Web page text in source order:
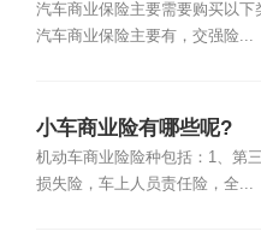
汽车商业保险主要需要购买以下
汽车商业保险主要有，交强险...
小车商业险有哪些呢?
机动车商业险险种包括：1、第
损失险，车上人员责任险，全...